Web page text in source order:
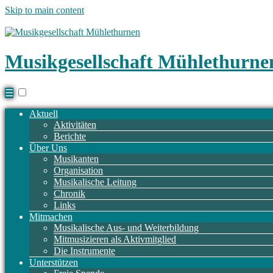
Skip to main content
Musikgesellschaft
☰
Aktuell
Aktivitäten
Berichte
Über Uns
Musikanten
Organisation
Musikalische Leitung
Chronik
Links
Mitmachen
Musikalische Aus- und Weiterbildung
Mitmusizieren als Aktivmitglied
Die Instrumente
Unterstützen